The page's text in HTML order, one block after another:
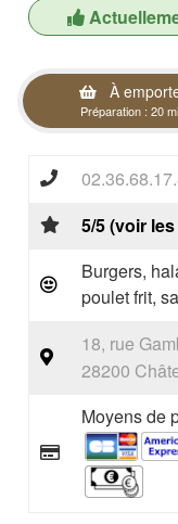
À
Préparation : 20
5/5 (voir
Burgers,
poulet frit,
18, rue
28200
Moyens de